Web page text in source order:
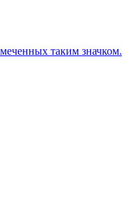
таким значком.